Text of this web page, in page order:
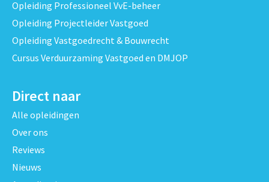
Opleiding Professioneel VvE-beheer
Opleiding Projectleider Vastgoed
Opleiding Vastgoedrecht & Bouwrecht
Cursus Verduurzaming Vastgoed en DMJOP
Direct naar
Alle opleidingen
Over ons
Reviews
Nieuws